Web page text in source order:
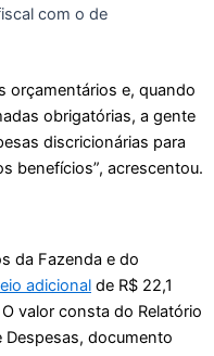
com o de
orçamentários e, quando
obrigatórias, a gente
discricionárias para
benefícios”, acrescentou.
da Fazenda e do
adicional de R$ 22,1
valor consta do Relatório
Despesas, documento